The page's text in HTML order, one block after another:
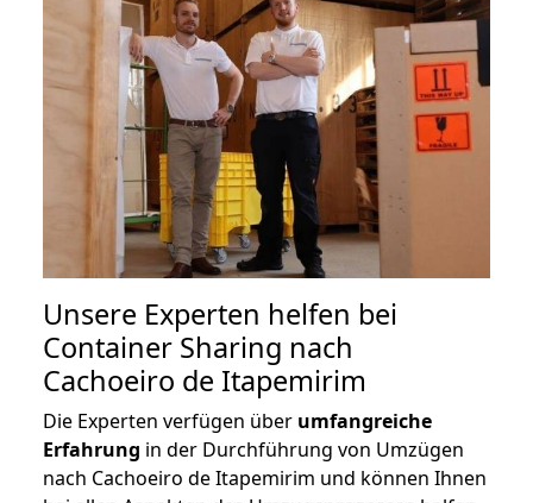
Unsere Experten helfen bei
Container Sharing nach
Cachoeiro de Itapemirim
Die Experten verfügen über umfangreiche
Erfahrung in der Durchführung von Umzügen
nach Cachoeiro de Itapemirim und können Ihnen